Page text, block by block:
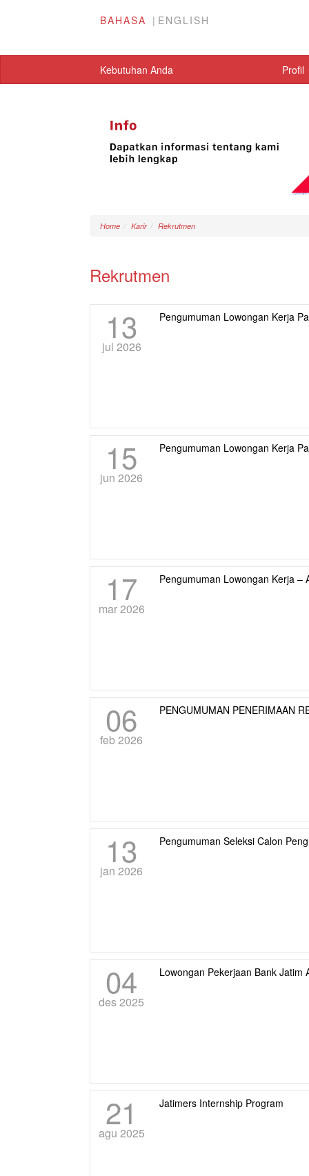
BAHASA ENGLISH
Kebutuhan Anda Profil
Home Karir Rekrutmen
Rekrutmen
13
jul 2026
Pengumuman Lowongan Kerja
15
jun 2026
Pengumuman Lowongan Kerja
17
mar 2026
Pengumuman Lowongan Kerja –
06
feb 2026
PENGUMUMAN PENERIMAAN
13
jan 2026
Pengumuman Seleksi Calon
04
des 2025
Lowongan Pekerjaan Bank Jatim
21
agu 2025
Jatimers Internship Program